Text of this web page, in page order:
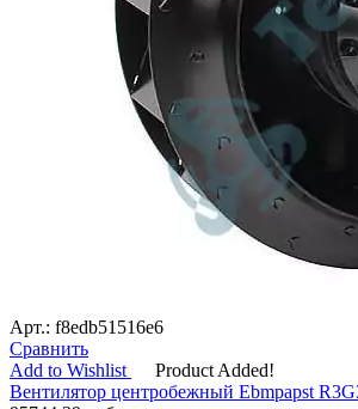
Арт.: f8edb51516e6
Сравнить
Add to Wishlist
Product Added!
Вентилятор центробежный Ebmpapst